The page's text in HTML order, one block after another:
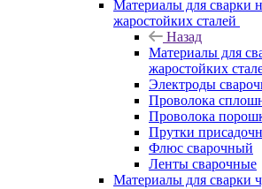
Материалы для сварки
жаростойких сталей
Назад
Материалы для
жаростойких
Электроды
Проволока
Проволока
Прутки
Флюс сварочный
Ленты сварочные
Материалы для сварки